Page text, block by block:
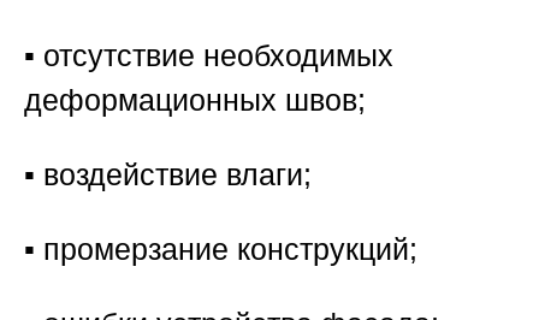
▪️ отсутствие необходимых
деформационных швов;
▪️ воздействие влаги;
▪️ промерзание конструкций;